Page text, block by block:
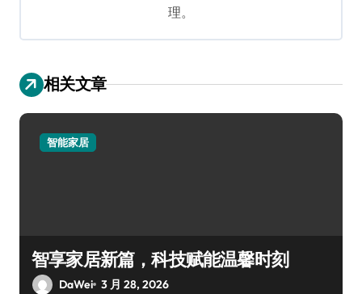
理。
相关文章
智能家居
智享家居新篇，科技赋能温馨时刻
DaWei 3 月 28, 2026